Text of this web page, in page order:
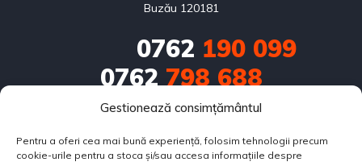
Gestionează consimțământul
Pentru a oferi cea mai bună experiență, folosim tehnologii precum
cookie-urile pentru a stoca și/sau accesa informațiile despre
Buzău 120181
0762 190 099
0762798 688
686 714
contact@bestautorulate.ro